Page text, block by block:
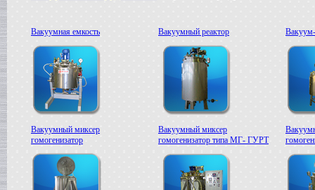
Вакуумная емкость Вакуумный реактор
Вакуумный миксер
гомогенизатор
Вакуумный миксер
гомогенизатор типа МГ- ГУРТ